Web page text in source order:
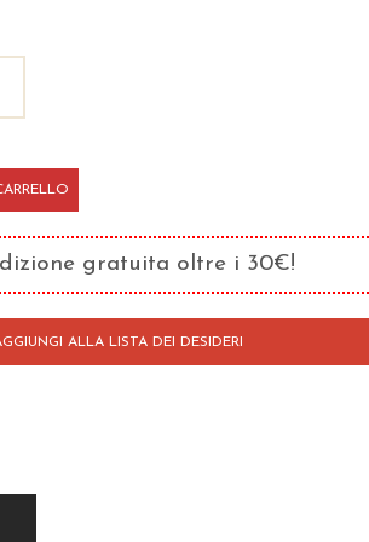
gratuita oltre i 30€!
ALLA LISTA DEI DESIDERI